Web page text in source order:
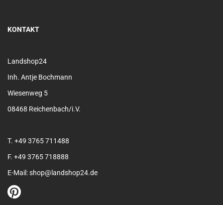
KONTAKT
Landshop24
Inh. Antje Bochmann
Wiesenweg 5
08468 Reichenbach/i.V.
T. +49 3765 711488
F. +49 3765 718888
E-Mail: shop@landshop24.de